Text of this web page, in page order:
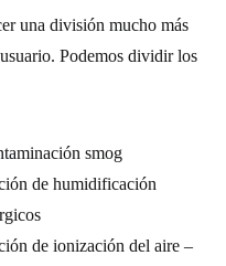
una división mucho más
Podemos dividir los
smog
de humidificación
de ionización del aire –